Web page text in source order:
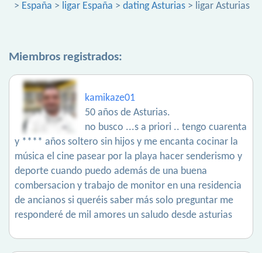
> España > ligar España > dating Asturias > ligar Asturias
Miembros registrados:
kamikaze01
50 años de Asturias.
no busco ...s a priori .. tengo cuarenta
y **** años soltero sin hijos y me encanta cocinar la
música el cine pasear por la playa hacer senderismo y
deporte cuando puedo además de una buena
combersacion y trabajo de monitor en una residencia
de ancianos si queréis saber más solo preguntar me
responderé de mil amores un saludo desde asturias